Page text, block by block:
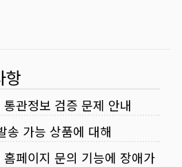
항
관정보 검증 문제 안내
송 가능 상품에 대해
페이지 문의 기능에 장애가